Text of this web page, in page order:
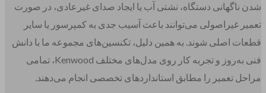
شدن ناگهانی دستگاه، نشتی آب یا ایجاد صدای غیرعادی، در صورت
تعمیر غیراصولی می‌توانند باعث آسیب جدی به کمپرسور یا سایر
قطعات اصلی شوند. به همین دلیل، تکنسین‌های مجموعه ما با دانش
فنی به‌روز و تجربه کار روی مدل‌های مختلف Kenwood، تمامی
مراحل تعمیر را مطابق استانداردهای تخصصی انجام می‌دهند.